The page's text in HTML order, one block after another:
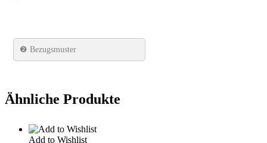
❷ Bezugsmuster
Ähnliche Produkte
Add to Wishlist